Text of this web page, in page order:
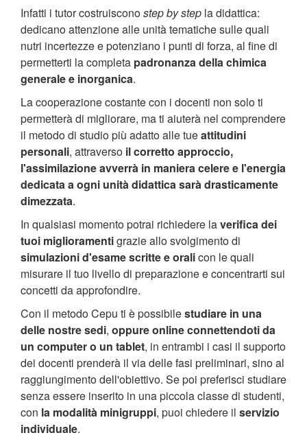
Infatti i tutor costruisconostep by step la didattica:
dedicano attenzione alle unità tematiche sulle quali
nutri incertezze e potenziano i punti di forza, al fine di
permetterti la completa padronanza della chimica
generale e inorganica.
La cooperazione costante con i docenti non solo ti
permetterà di migliorare, ma ti aiuterà nel comprendere
il metodo di studio più adatto alle tueattitudini
personali, attraverso il corretto approccio,
l'assimilazione avverrà in maniera celere e l'energia
dedicata a ogni unità didattica sarà drasticamente
dimezzata.
In qualsiasi momento potrai richiedere laverifica dei
tuoi miglioramentigrazie allo svolgimento di
simulazioni d'esame scritte e oralicon le quali
misurare il tuo livello di preparazione e concentrarti sui
concetti da approfondire.
Con il metodo Cepu ti è possibilestudiare in una
delle nostre sedi, oppure online connettendoti da
un computer o un tablet, in entrambi i casi il supporto
dei docenti prenderà il via delle fasi preliminari, sino al
raggiungimento dell'obiettivo. Se poi preferisci studiare
senza essere inserito in una piccola classe di studenti,
con la modalità minigruppi, puoi chiedere il servizio
individuale.